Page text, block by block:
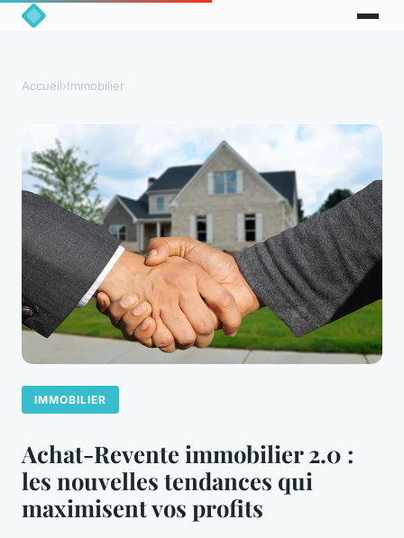
Accueil›Immobilier
IMMOBILIER
Achat-Revente immobilier 2.0 :
les nouvelles tendances qui
maximisent vos profits